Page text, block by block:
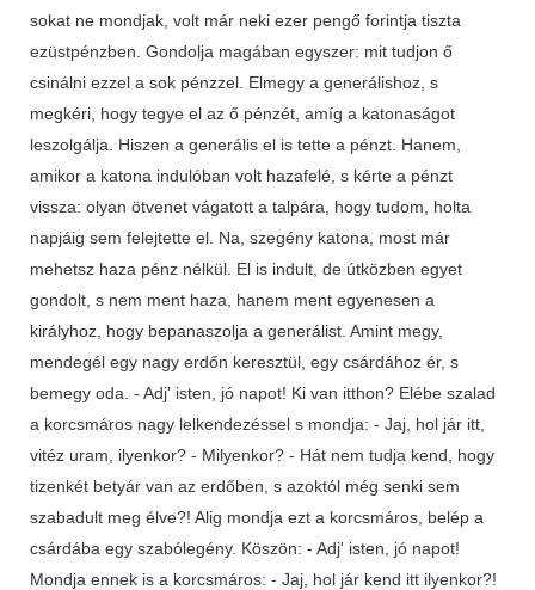
sokat ne mondjak, volt már neki ezer pengő forintja tiszta
ezüstpénzben. Gondolja magában egyszer: mit tudjon ő
csinálni ezzel a sok pénzzel. Elmegy a generálishoz, s
megkéri, hogy tegye el az ő pénzét, amíg a katonaságot
leszolgálja. Hiszen a generális el is tette a pénzt. Hanem,
amikor a katona indulóban volt hazafelé, s kérte a pénzt
vissza: olyan ötvenet vágatott a talpára, hogy tudom, holta
napjáig sem felejtette el. Na, szegény katona, most már
mehetsz haza pénz nélkül. El is indult, de útközben egyet
gondolt, s nem ment haza, hanem ment egyenesen a
királyhoz, hogy bepanaszolja a generálist. Amint megy,
mendegél egy nagy erdőn keresztül, egy csárdához ér, s
bemegy oda. - Adj' isten, jó napot! Ki van itthon? Elébe szalad
a korcsmáros nagy lelkendezéssel s mondja: - Jaj, hol jár itt,
vitéz uram, ilyenkor? - Milyenkor? - Hát nem tudja kend, hogy
tizenkét betyár van az erdőben, s azoktól még senki sem
szabadult meg élve?! Alig mondja ezt a korcsmáros, belép a
csárdába egy szabólegény. Köszön: - Adj' isten, jó napot!
Mondja ennek is a korcsmáros: - Jaj, hol jár kend itt ilyenkor?!